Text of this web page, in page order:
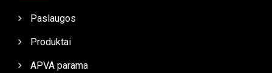
Paslaugos
Produktai
APVA parama